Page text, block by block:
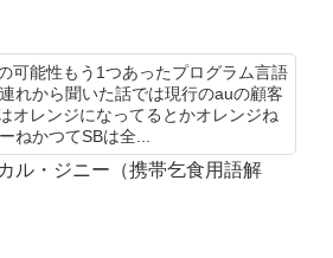
可能性もう1つあったプログラム言語
れから聞いた話では現行のauの顧客
オレンジになってるとかオレンジね
ねかつてSBは全...
ル・ジニー（携帯乞食用語解